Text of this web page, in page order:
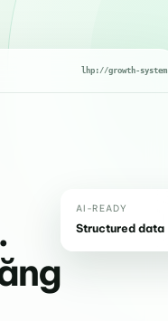
lhp://growth-system
AI-READY
Structured data